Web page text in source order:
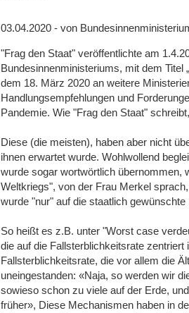
03.04.2020 - von
"Frag den Staat" veröffentlichte am
Bundesinnenministeriums, mit dem Titel
dem 18. März 2020 an weitere
Handlungsempfehlungen und
Pandemie. Wie "Frag den Staat"
Diese (die meisten), haben aber nicht
ihnen erwartet wurde. Wohlwollend
wurde sogar wortwörtlich übernommen,
Weltkriegs", von der Frau Merkel
wurde "nur" auf die staatlich
So heißt es z.B. unter "Worst case
die auf die Fallsterblichkeitsrate
Fallsterblichkeitsrate, die vor allem die
uneingestanden: «Naja, so werden wir
sowieso schon zu viele auf der Erde,
früher», Diese Mechanismen haben in